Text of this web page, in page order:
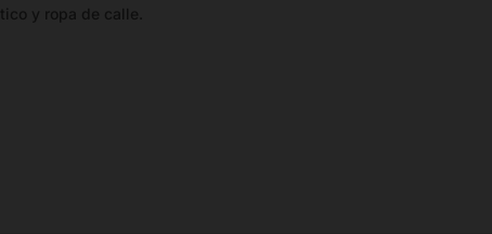
y ropa de calle.